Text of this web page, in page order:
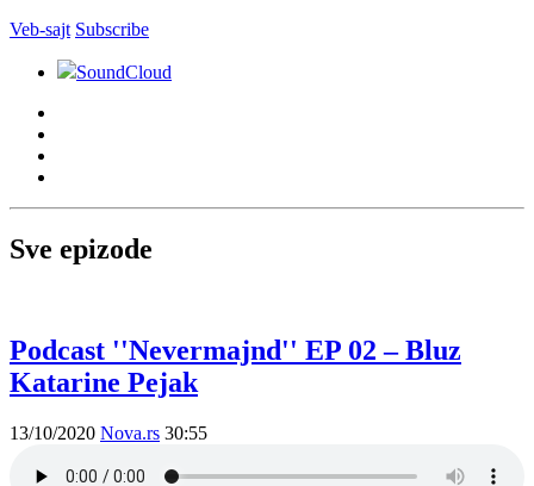
Veb-sajt Subscribe
SoundCloud
Sve epizode
Podcast ''Nevermajnd'' EP 02 – Bluz
Katarine Pejak
13/10/2020 Nova.rs 30:55